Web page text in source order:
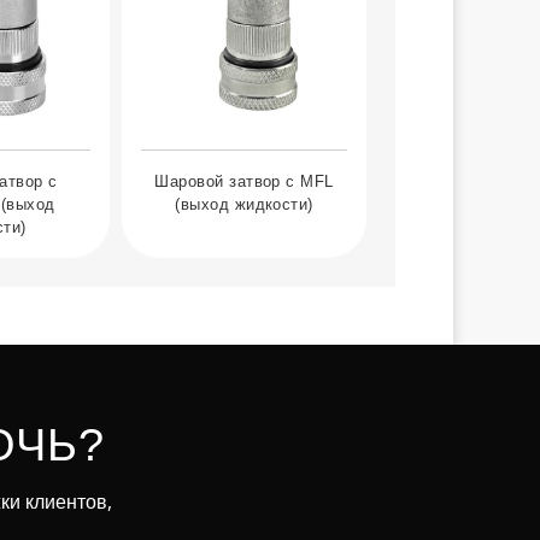
с
Шаровой затвор с MFL
(выход жидкости)
клиентов,